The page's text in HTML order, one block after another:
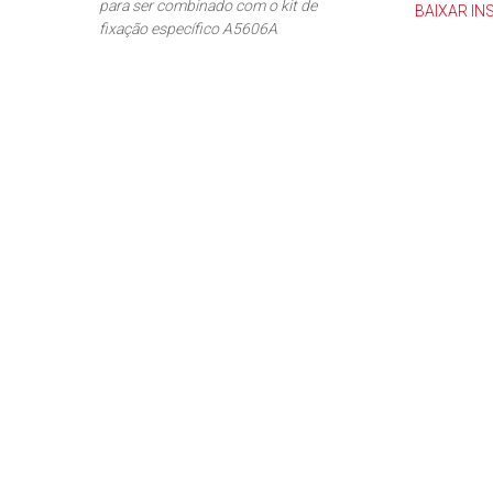
para ser combinado com o kit de
fixação específico A5606A
BAIXAR